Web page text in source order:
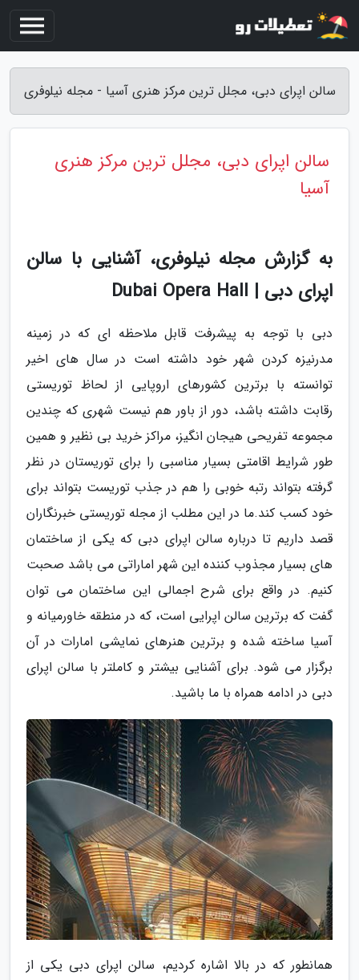
سالن اپرای دبی، مجلل ترین مرکز هنری آسیا - مجله نیلوفری
سالن اپرای دبی، مجلل ترین مرکز هنری
آسیا
به گزارش مجله نیلوفری، آشنایی با سالن
اپرای دبی | Dubai Opera Hall
دبی با توجه به پیشرفت قابل ملاحظه ای که در زمینه
مدرنیزه کردن شهر خود داشته است در سال های اخیر
توانسته با برترین کشورهای اروپایی از لحاظ توریستی
رقابت داشته باشد، دور از باور هم نیست شهری که چندین
مجموعه تفریحی هیجان انگیز، مراکز خرید بی نظیر و همین
طور شرایط اقامتی بسیار مناسبی را برای توریستان در نظر
گرفته بتواند رتبه خوبی را هم در جذب توریست بتواند برای
خود کسب کند.ما در این مطلب از مجله توریستی خبرنگاران
قصد داریم تا درباره سالن اپرای دبی که یکی از ساختمان
های بسیار مجذوب کننده این شهر اماراتی می باشد صحبت
کنیم. در واقع برای شرح اجمالی این ساختمان می توان
گفت که برترین سالن اپرایی است، که در منطقه خاورمیانه و
آسیا ساخته شده و برترین هنرهای نمایشی امارات در آن
برگزار می شود. برای آشنایی بیشتر و کاملتر با سالن اپرای
دبی در ادامه همراه با ما باشید.
همانطور که در بالا اشاره کردیم، سالن اپرای دبی یکی از